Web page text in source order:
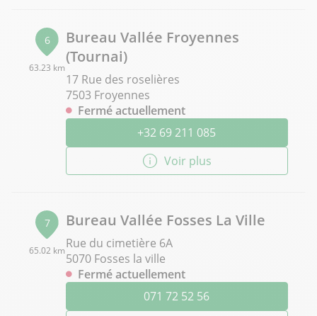
6
63.23 km
Bureau Vallée Froyennes
(Tournai)
17 Rue des roselières
7503 Froyennes
Fermé actuellement
+32 69 211 085
Voir plus
7
65.02 km
Bureau Vallée Fosses La Ville
Rue du cimetière 6A
5070 Fosses la ville
Fermé actuellement
071 72 52 56